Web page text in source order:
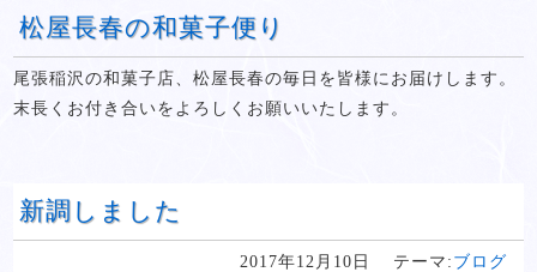
松屋長春の和菓子便り
尾張稲沢の和菓子店、松屋長春の毎日を皆様にお届けします。
末長くお付き合いをよろしくお願いいたします。
新調しました
2017年12月10日 テーマ: ブログ